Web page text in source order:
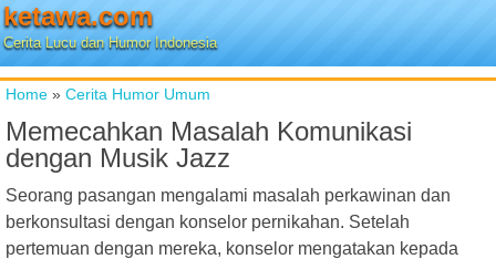
ketawa.com
Cerita Lucu dan Humor Indonesia
Home » Cerita Humor Umum
Memecahkan Masalah Komunikasi
dengan Musik Jazz
Seorang pasangan mengalami masalah perkawinan dan
berkonsultasi dengan konselor pernikahan. Setelah
pertemuan dengan mereka, konselor mengatakan kepada